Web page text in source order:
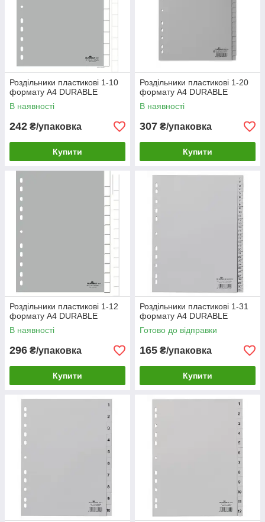
Роздільники пластикові 1-10
формату A4 DURABLE
В наявності
242 ₴/упаковка
Купити
Роздільники пластикові 1-20
формату A4 DURABLE
В наявності
307 ₴/упаковка
Купити
Роздільники пластикові 1-12
формату A4 DURABLE
В наявності
296 ₴/упаковка
Купити
Роздільники пластикові 1-31
формату A4 DURABLE
Готово до відправки
165 ₴/упаковка
Купити